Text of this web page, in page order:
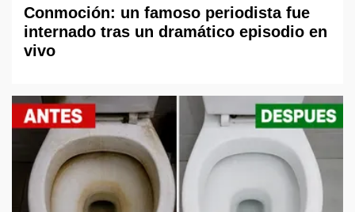
Conmoción: un famoso periodista fue
internado tras un dramático episodio en
vivo